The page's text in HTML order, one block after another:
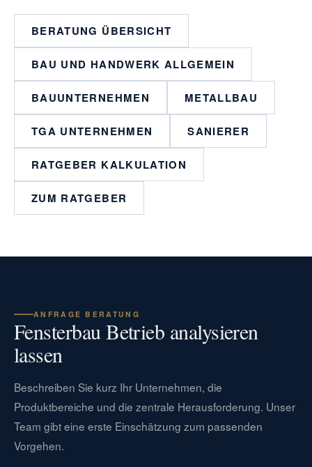
BERATUNG ÜBERSICHT
BAU UND HANDWERK ALLGEMEIN
BAUUNTERNEHMEN METALLBAU
TGA UNTERNEHMEN SANIERER
RATGEBER KALKULATION
ZUM RATGEBER
ANFRAGE BERATUNG
Fensterbau Betrieb analysieren
lassen
Beschreiben Sie kurz Ihr Unternehmen, die
Produktbereiche und die zentrale Herausforderung. Unser
Team gibt eine erste Einschätzung zum passenden
Vorgehen.